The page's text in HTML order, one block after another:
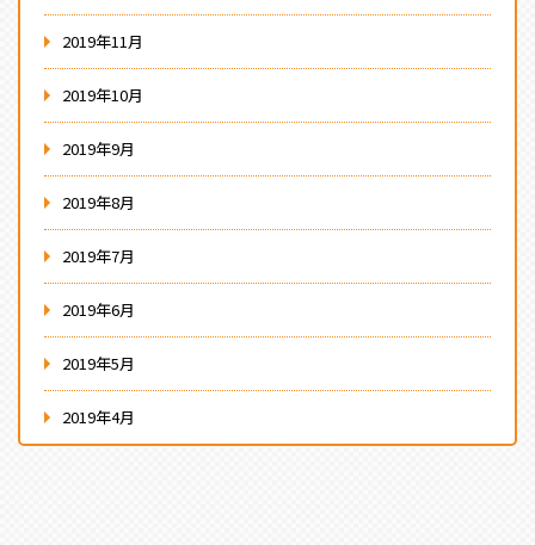
2019年11月
2019年10月
2019年9月
2019年8月
2019年7月
2019年6月
2019年5月
2019年4月